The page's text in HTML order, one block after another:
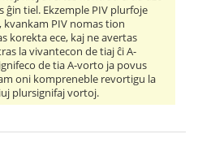
ĝin tiel. Ekzemple PIV plurfoje
kvankam PIV nomas tion
korekta ece, kaj ne avertas
la vivantecon de tiaj ĉi A-
de tia A-vorto ja povus
oni kompreneble revortigu la
plursignifaj vortoj.